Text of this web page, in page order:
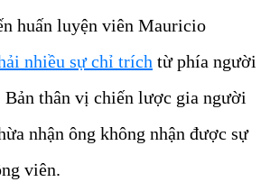
huấn luyện viên Mauricio
nhiều sự chỉ trích từ phía người
Bản thân vị chiến lược gia người
nhận ông không nhận được sự
viên.